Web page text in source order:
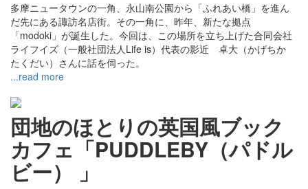
多摩ニュータウンの一角、永山南公園から「ふれあい橋」を進ん
だ先にある諏訪名店街。その一角に、昨年、新たな拠点
「modoki」が誕生した。今回は、この場所を立ち上げた合同会社
ライフイズ（一般社団法人Life is）代表の影近 卓大（かげちか
たくだい）さんに話を伺った。
...read more
団地のほとりの英国風ブック
カフェ「PUDDLEBY（パドル
ビー） 」